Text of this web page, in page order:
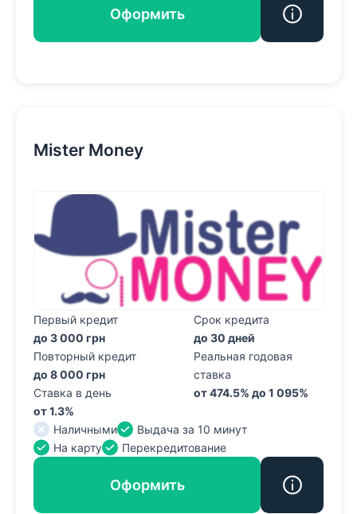
Оформить
Mister Money
Первый кредит
до 3 000 грн
Повторный кредит
до 8 000 грн
Ставка в день
от 1.3%
Срок кредита
до 30 дней
Реальная годовая
ставка
от 474.5% до 1 095%
Наличными
Выдача за 10 минут
На карту
Перекредитование
Оформить